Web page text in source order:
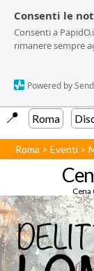
Consenti le
Consenti a
rimanere sempre
Powered by
Consenti le
Consenti a
rimanere sempre
Powered by
📍️ Roma
Roma >Eventi >
Cena